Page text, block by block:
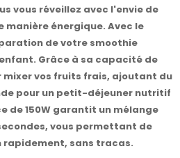
vous réveillez avec l'envie de
manière énergique. Avec le
de votre smoothie
Grâce à sa capacité de
mixer vos fruits frais, ajoutant du
pour un petit-déjeuner nutritif
de 150W garantit un mélange
vous permettant de
sans tracas.